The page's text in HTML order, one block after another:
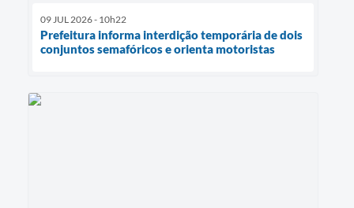
09 JUL 2026 - 10h22
Prefeitura informa interdição temporária de dois
conjuntos semafóricos e orienta motoristas